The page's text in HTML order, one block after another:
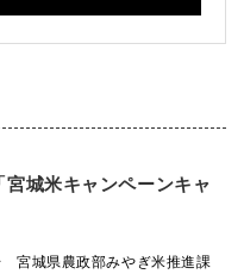
城米キャンペーンキャ
宮城県農政部みやぎ米推進課